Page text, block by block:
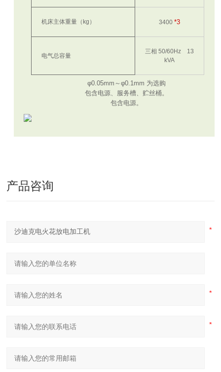
机床主体重量（kg） 3400*3
电气总容量
三相 50/60Hz 13
kVA
φ0.05mm～φ0.1mm 为选购
包含电源、服务槽、贮丝桶。
包含电源。
产品咨询